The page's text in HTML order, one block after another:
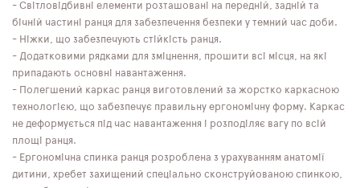
- Світловідбивні елементи розташовані на передній, задній та
бічній частині ранця для забезпечення безпеки у темний час доби.
- Ніжки, що забезпечують стійкість ранця.
- Додатковими рядками для зміцнення, прошити всі місця, на які
припадають основні навантаження.
- Полегшений каркас ранця виготовлений за жорстко каркасною
технологією, що забезпечує правильну ергономічну форму. Каркас
не деформується під час навантаження і розподіляє вагу по всій
площі ранця.
- Ергономічна спинка ранця розроблена з урахуванням анатомії
дитини, хребет захищений спеціально сконструйованою спинкою,